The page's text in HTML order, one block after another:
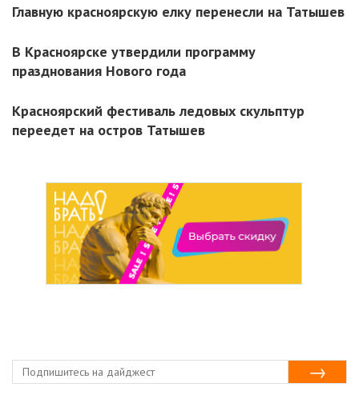
Главную красноярскую елку перенесли на Татышев
В Красноярске утвердили программу
празднования Нового года
Красноярский фестиваль ледовых скульптур
переедет на остров Татышев